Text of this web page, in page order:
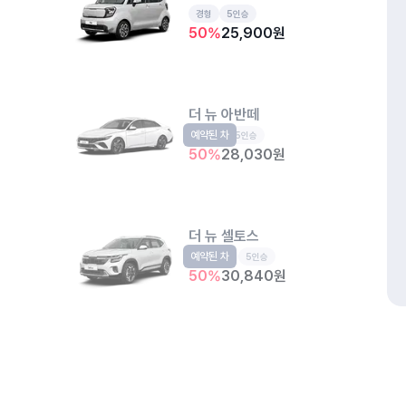
경형 5인승
50%25,900원
더 뉴 아반떼
준중형 5인승
50%28,030원
예약된 차
더 뉴 셀토스
소형SUV 5인승
50%30,840원
예약된 차